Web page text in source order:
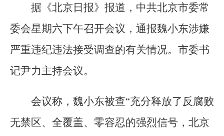
据《北京日报》报道，中共北京市委常
委会星期六下午召开会议，通报魏小东涉嫌
严重违纪违法接受调查的有关情况。市委书
记尹力主持会议。
会议称，魏小东被查“充分释放了反腐败
无禁区、全覆盖、零容忍的强烈信号，北京